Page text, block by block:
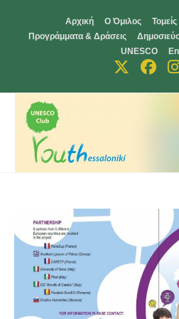
content
Αρχική Ο Όμιλος
Προγράμματα & Δράσεις
UNESCO